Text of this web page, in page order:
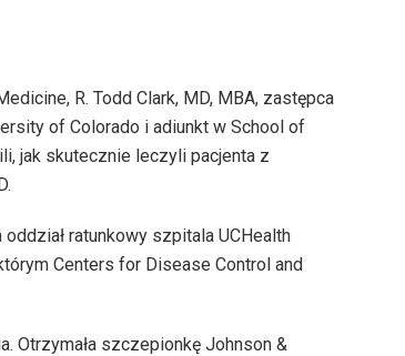
R. Todd Clark, MD, MBA, zastępca
of Colorado i adiunkt w School of
jak skutecznie leczyli pacjenta z
ratunkowy szpitala UCHealth
Centers for Disease Control and
Otrzymała szczepionkę Johnson &